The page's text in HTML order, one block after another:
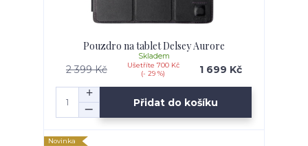
Pouzdro na tablet Delsey Aurore
2 399 Kč
Ušetříte 700 Kč
(- 29 %)
1 699 Kč
Skladem
Přidat do košíku
Novinka